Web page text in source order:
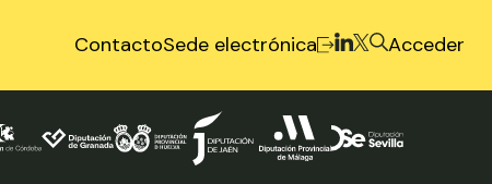
ContactoSede electrónica Acceder